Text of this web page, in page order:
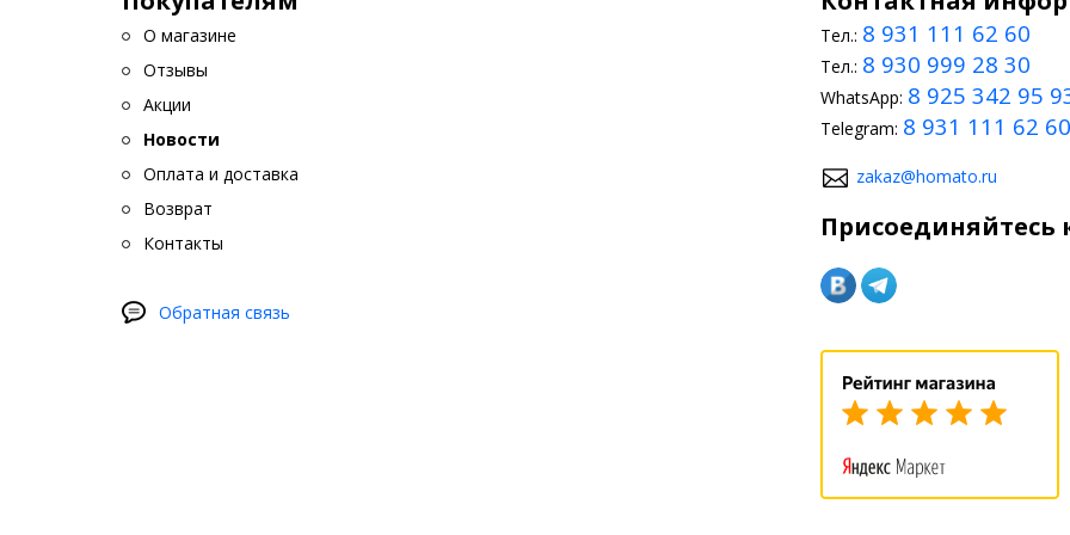
О магазине
Отзывы
Акции
Новости
Оплата и доставка
Возврат
Контакты
Обратная связь
Тел.: 8 931 111 62 60
Тел.: 8 930 999 28 30
WhatsApp: 8 925 342 95
Telegram: 8 931 111 62 60
zakaz@homato.ru
Присоединяйтесь